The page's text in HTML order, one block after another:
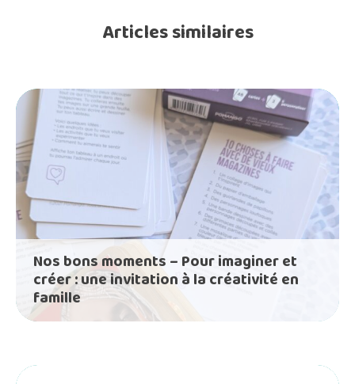
Articles similaires
Nos bons moments – Pour imaginer et
créer : une invitation à la créativité en
famille